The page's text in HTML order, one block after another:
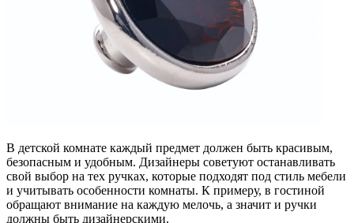
В детской комнате каждый предмет должен быть красивым,
безопасным и удобным. Дизайнеры советуют останавливать
свой выбор на тех ручках, которые подходят под стиль мебели
и учитывать особенности комнаты. К примеру, в гостиной
обращают внимание на каждую мелочь, а значит и ручки
должны быть дизайнерскими.